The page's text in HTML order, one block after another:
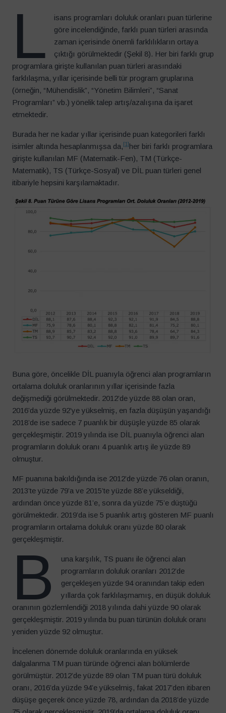
L
isans programları doluluk oranları puan türlerine
göre incelendiğinde, farklı puan türleri arasında
zaman içerisinde önemli farklılıkların ortaya
çıktığı görülmektedir (Şekil 8). Her biri farklı grup
programlara girişte kullanılan puan türleri arasındaki
farklılaşma, yıllar içerisinde belli tür program gruplarına
(örneğin, “Mühendislik”, “Yönetim Bilimleri”, “Sanat
Programları” vb.) yönelik talep artış/azalışına da işaret
etmektedir.
Burada her ne kadar yıllar içerisinde puan kategorileri farklı
isimler altında hesaplanmışsa da, [1] her biri farklı programlara
girişte kullanılan MF (Matematik-Fen), TM (Türkçe-
Matematik), TS (Türkçe-Sosyal) ve DİL puan türleri genel
itibariyle hepsini karşılamaktadır.
Buna göre, öncelikle DİL puanıyla öğrenci alan programların
ortalama doluluk oranlarının yıllar içerisinde fazla
değişmediği görülmektedir. 2012’de yüzde 88 olan oran,
2016’da yüzde 92’ye yükselmiş, en fazla düşüşün yaşandığı
2018’de ise sadece 7 puanlık bir düşüşle yüzde 85 olarak
gerçekleşmiştir. 2019 yılında ise DİL puanıyla öğrenci alan
programların doluluk oranı 4 puanlık artış ile yüzde 89
olmuştur.
MF puanına bakıldığında ise 2012’de yüzde 76 olan oranın,
2013’te yüzde 79’a ve 2015’te yüzde 88’e yükseldiği,
ardından önce yüzde 81’e, sonra da yüzde 75’e düştüğü
görülmektedir. 2019’da ise 5 puanlık artış gösteren MF puanlı
programların ortalama doluluk oranı yüzde 80 olarak
gerçekleşmiştir.
B
una karşılık, TS puanı ile öğrenci alan
programların doluluk oranları 2012’de
gerçekleşen yüzde 94 oranından takip eden
yıllarda çok farklılaşmamış, en düşük doluluk
oranının gözlemlendiği 2018 yılında dahi yüzde 90 olarak
gerçekleşmiştir. 2019 yılında bu puan türünün doluluk oranı
yeniden yüzde 92 olmuştur.
İncelenen dönemde doluluk oranlarında en yüksek
dalgalanma TM puan türünde öğrenci alan bölümlerde
görülmüştür. 2012’de yüzde 89 olan TM puan türü doluluk
oranı, 2016’da yüzde 94’e yükselmiş, fakat 2017’den itibaren
düşüşe geçerek önce yüzde 78, ardından da 2018’de yüzde